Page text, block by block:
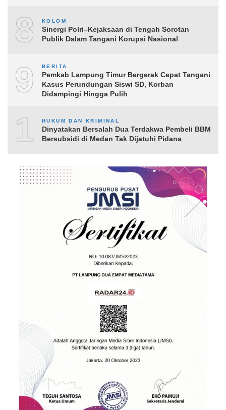
8 KOLOM
Sinergi Polri–Kejaksaan di Tengah Sorotan
Publik Dalam Tangani Korupsi Nasional
9 BERITA
Pemkab Lampung Timur Bergerak Cepat Tangani
Kasus Perundungan Siswi SD, Korban
Didampingi Hingga Pulih
10HUKUM DAN KRIMINAL
Dinyatakan Bersalah Dua Terdakwa Pembeli BBM
Bersubsidi di Medan Tak Dijatuhi Pidana